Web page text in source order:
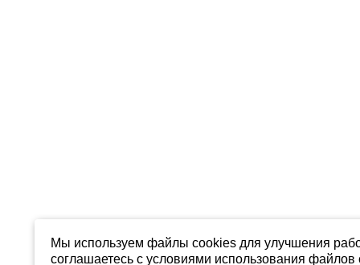
Мы используем файлы cookies для улучшения
соглашаетесь с условиями использования файлов